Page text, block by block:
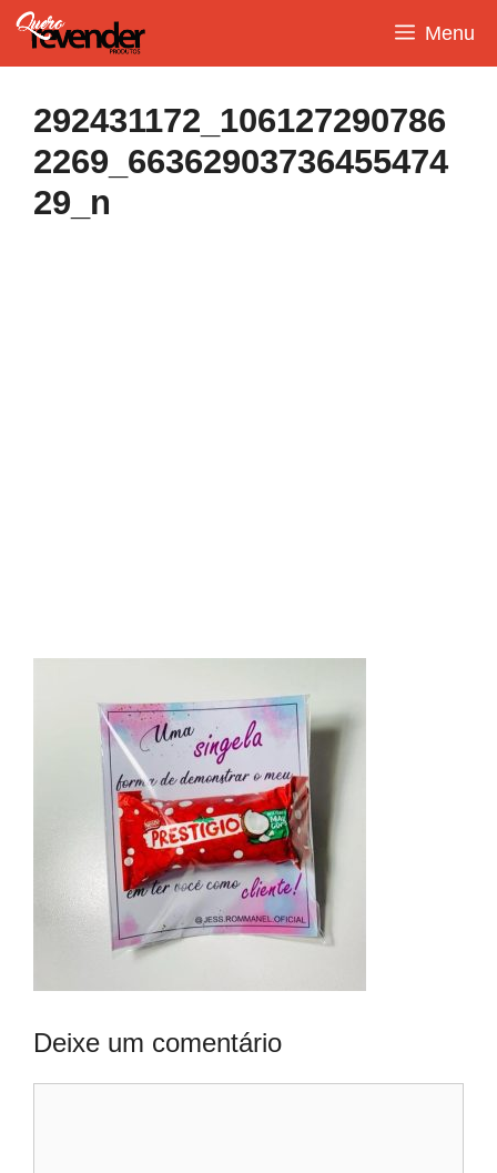
Pular
para
o
Menu
292431172_106127290786
2269_66362903736455474
29_n
Deixe um comentário